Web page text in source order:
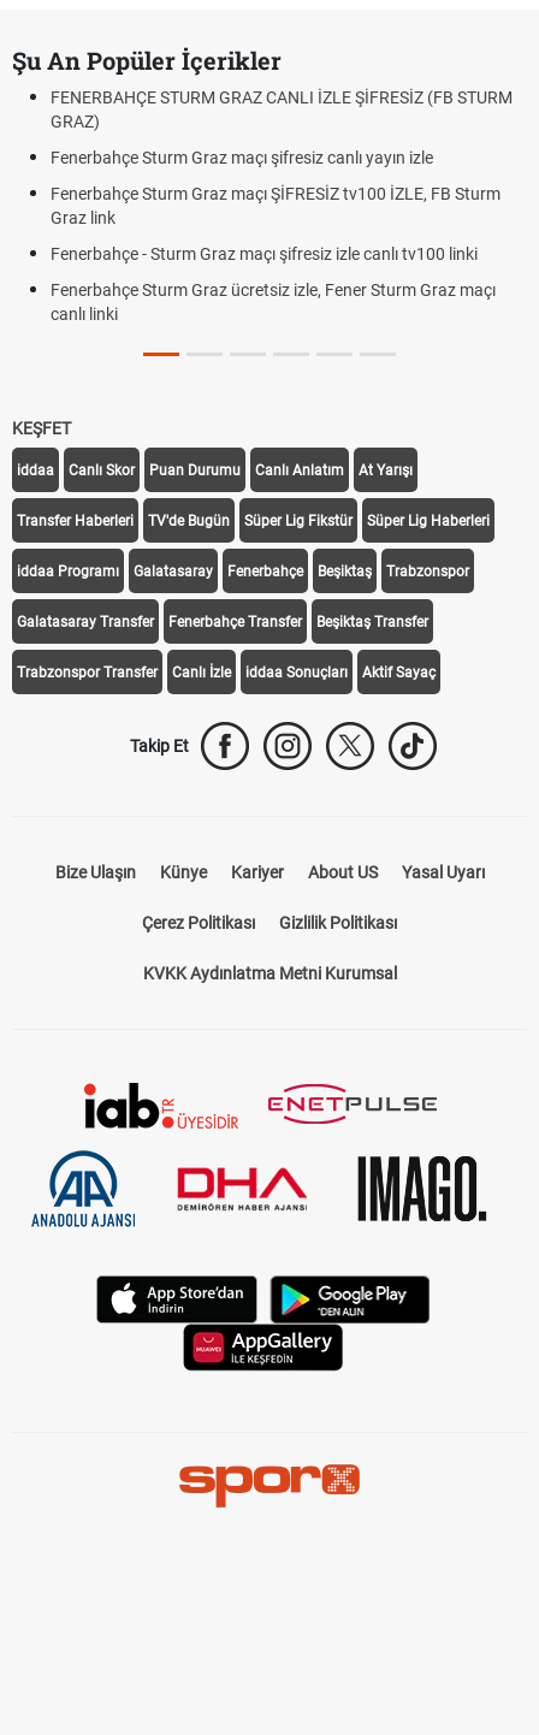
Şu An Popüler İçerikler
FENERBAHÇE STURM GRAZ CANLI İZLE ŞİFRESİZ (FB STURM
GRAZ)
Fenerbahçe Sturm Graz maçı şifresiz canlı yayın izle
Fenerbahçe Sturm Graz maçı ŞİFRESİZ tv100 İZLE, FB Sturm
Graz link
Fenerbahçe - Sturm Graz maçı şifresiz izle canlı tv100 linki
Fenerbahçe Sturm Graz ücretsiz izle, Fener Sturm Graz maçı
canlı linki
KEŞFET
iddaa Canlı Skor Puan Durumu Canlı Anlatım At Yarışı
Transfer Haberleri TV'de Bugün Süper Lig Fikstür Süper Lig Haberleri
iddaa Programı Galatasaray Fenerbahçe Beşiktaş Trabzonspor
Galatasaray Transfer Fenerbahçe Transfer Beşiktaş Transfer
Trabzonspor Transfer Canlı İzle iddaa Sonuçları Aktif Sayaç
Takip Et
Bize Ulaşın Künye Kariyer About US Yasal Uyarı
Çerez Politikası Gizlilik Politikası
KVKK Aydınlatma Metni Kurumsal